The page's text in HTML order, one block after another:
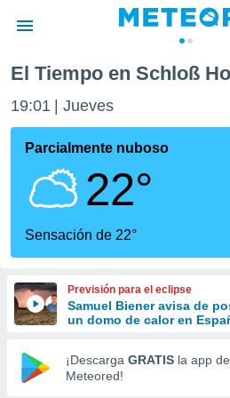
de
por
se
calidad.
a este
las
y
forma
digital
basada
El Tiempo en Schloß
19:01 Jueves
Parcialmente nuboso
22°
Sensación de 22°
Previsión para el eclipse
Samuel Biener avisa de
un domo de calor en
¡Descarga GRATIS la app de
Meteored!